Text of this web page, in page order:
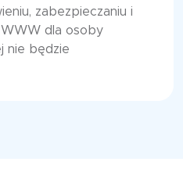
zabezpieczaniu i
dla osoby
nie będzie